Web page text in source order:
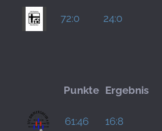
72:0 24:0
Punkte Ergebnis
61:46 16:8